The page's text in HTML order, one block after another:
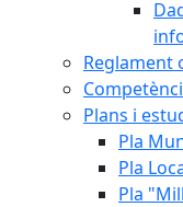
Reglament
Plans i
Pla
Pla
Pla